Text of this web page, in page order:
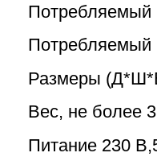
Потребляемый
Потребляемый
Размеры
Вес, не более
Питание 230